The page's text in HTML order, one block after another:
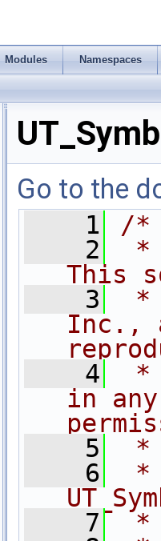
Modules Namespaces
Go to the
    1
/*
    2
*
This
    3
*
Inc.,
    4
*
in
    5
    6
*
    7
*